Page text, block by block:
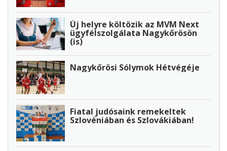
Új helyre költözik az MVM Next
ügyfélszolgálata Nagykőrösön
(is)
Nagykőrösi Sólymok Hétvégéje
Fiatal judósaink remekeltek
Szlovéniában és Szlovákiában!